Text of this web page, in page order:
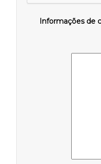
Informações de